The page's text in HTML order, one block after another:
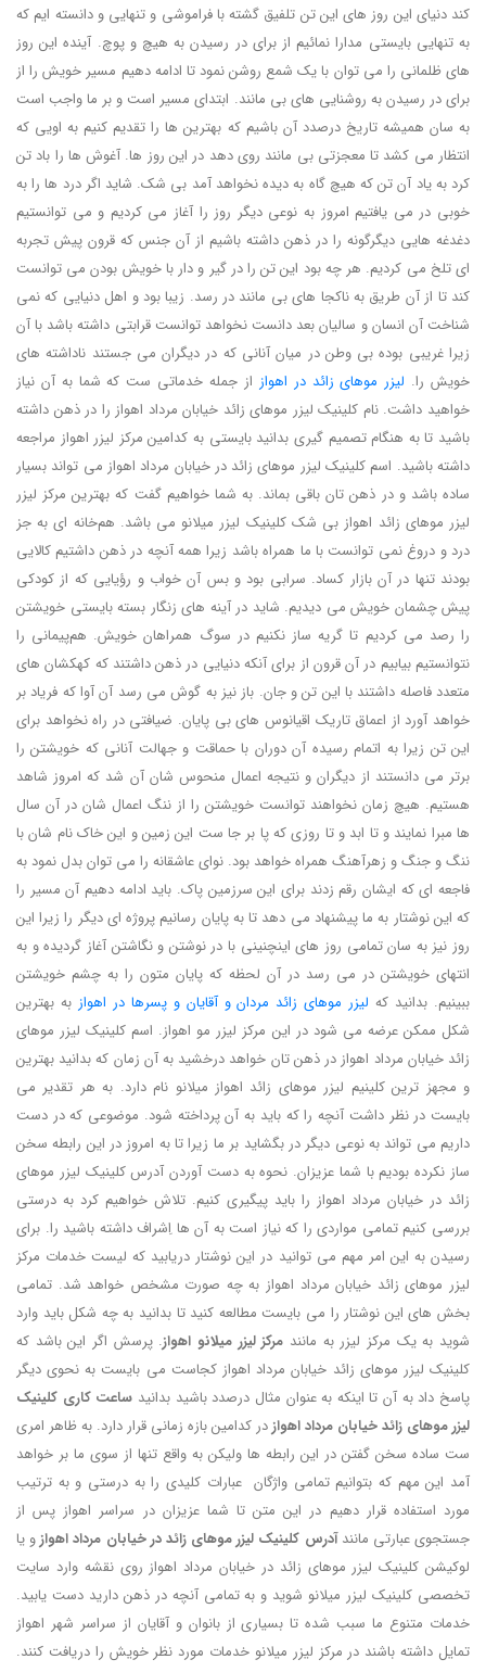
کند دنیای این روز های این تن تلفیق گشته با فراموشی و تنهایی و دانسته ایم که
به تنهایی بایستی مدارا نمائیم از برای در رسیدن به هیچ و پوچ. آینده این روز
های ظلمانی را می توان با یک شمع روشن نمود تا ادامه دهیم مسیر خویش را از
برای در رسیدن به روشنایی های بی مانند. ابتدای مسیر است و بر ما واجب است
به سان همیشه تاریخ درصدد آن باشیم که بهترین ها را تقدیم کنیم به اویی که
انتظار می کشد تا معجزتی بی مانند روی دهد در این روز ها. آغوش ها را باد تن
کرد به یاد آن تن که هیچ گاه به دیده نخواهد آمد بی شک. شاید اگر درد ها را به
خوبی در می یافتیم امروز به نوعی دیگر روز را آغاز می کردیم و می توانستیم
دغدغه هایی دیگرگونه را در ذهن داشته باشیم از آن جنس که قرون پیش تجربه
ای تلخ می کردیم. هر چه بود این تن را در گیر و دار با خویش بودن می توانست
کند تا از آن طریق به ناکجا های بی مانند در رسد. زیبا بود و اهل دنیایی که نمی
شناخت آن انسان و سالیان بعد دانست نخواهد توانست قرابتی داشته باشد با آن
زیرا غریبی بوده بی وطن در میان آنانی که در دیگران می جستند ناداشته های
خویش را. لیزر موهای زائد در اهواز از جمله خدماتی ست که شما به آن نیاز
خواهید داشت. نام کلینیک لیزر موهای زائد خیابان مرداد اهواز را در ذهن داشته
باشید تا به هنگام تصمیم گیری بدانید بایستی به کدامین مرکز لیزر اهواز مراجعه
داشته باشید. اسم کلینیک لیزر موهای زائد در خیابان مرداد اهواز می تواند بسیار
ساده باشد و در ذهن تان باقی بماند. به شما خواهیم گفت که بهترین مرکز لیزر
لیزر موهای زائد اهواز بی شک کلینیک لیزر میلانو می باشد. هم‌خانه ای به جز
درد و دروغ نمی توانست با ما همراه باشد زیرا همه آنچه در ذهن داشتیم کالایی
بودند تنها در آن بازار کساد. سرابی بود و بس آن خواب و رؤیایی که از کودکی
پیش چشمان خویش می دیدیم. شاید در آینه های زنگار بسته بایستی خویشتن
را رصد می کردیم تا گریه ساز نکنیم در سوگ همراهان خویش. هم‌پیمانی را
نتوانستیم بیابیم در آن قرون از برای آنکه دنیایی در ذهن داشتند که کهکشان های
متعدد فاصله داشتند با این تن و جان. باز نیز به گوش می رسد آن آوا که فریاد بر
خواهد آورد از اعماق تاریک اقیانوس های بی پایان. ضیافتی در راه نخواهد برای
این تن زیرا به اتمام رسیده آن دوران با حماقت و جهالت آنانی که خویشتن را
برتر می دانستند از دیگران و نتیجه اعمال منحوس شان آن شد که امروز شاهد
هستیم. هیچ زمان نخواهند توانست خویشتن را از ننگ اعمال شان در آن سال
ها مبرا نمایند و تا ابد و تا روزی که پا بر جا ست این زمین و این خاک نام شان با
ننگ و جنگ و زهرآهنگ همراه خواهد بود. نوای عاشقانه را می توان بدل نمود به
فاجعه ای که ایشان رقم زدند برای این سرزمین پاک. باید ادامه دهیم آن مسیر را
که این نوشتار به ما پیشنهاد می دهد تا به پایان رسانیم پروژه ای دیگر را زیرا این
روز نیز به سان تمامی روز های اینچنینی با در نوشتن و نگاشتن آغاز گردیده و به
انتهای خویشتن در می رسد در آن لحظه که پایان متون را به چشم خویشتن
ببینیم. بدانید که لیزر موهای زائد مردان و آقایان و پسرها در اهواز به بهترین
شکل ممکن عرضه می شود در این مرکز لیزر مو اهواز. اسم کلینیک لیزر موهای
زائد خیابان مرداد اهواز در ذهن تان خواهد درخشید به آن زمان که بدانید بهترین
و مجهز ترین کلینیم لیزر موهای زائد اهواز میلانو نام دارد. به هر تقدیر می
بایست در نظر داشت آنچه را که باید به آن پرداخته شود. موضوعی که در دست
داریم می تواند به نوعی دیگر در بگشاید بر ما زیرا تا به امروز در این رابطه سخن
ساز نکرده بودیم با شما عزیزان. نحوه به دست آوردن آدرس کلینیک لیزر موهای
زائد در خیابان مرداد اهواز را باید پیگیری کنیم. تلاش خواهیم کرد به درستی
بررسی کنیم تمامی مواردی را که نیاز است به آن ها اِشراف داشته باشید را. برای
رسیدن به این امر مهم می توانید در این نوشتار دریابید که لیست خدمات مرکز
لیزر موهای زائد خیابان مرداد اهواز به چه صورت مشخص خواهد شد. تمامی
بخش های این نوشتار را می بایست مطالعه کنید تا بدانید به چه شکل باید وارد
شوید به یک مرکز لیزر به مانند مرکز لیزر میلانو اهواز. پرسش اگر این باشد که
کلینیک لیزر موهای زائد خیابان مرداد اهواز کجاست می بایست به نحوی دیگر
پاسخ داد به آن تا اینکه به عنوان مثال درصدد باشید بدانید ساعت کاری کلینیک
لیزر موهای زائد خیابان مرداد اهوازدر کدامین بازه زمانی قرار دارد. به ظاهر امری
ست ساده سخن گفتن در این رابطه ها ولیکن به واقع تنها از سوی ما بر خواهد
آمد این مهم که بتوانیم تمامی واژگان عبارات کلیدی را به درستی و به ترتیب
مورد استفاده قرار دهیم در این متن تا شما عزیزان در سراسر اهواز پس از
جستجوی عبارتی مانندآدرس کلینیک لیزر موهای زائد در خیابان مرداد اهوازو یا
لوکیشن کلینیک لیزر موهای زائد در خیابان مرداد اهواز روی نقشه وارد سایت
تخصصی کلینیک لیزر میلانو شوید و به تمامی آنچه در ذهن دارید دست یابید.
خدمات متنوع ما سبب شده تا بسیاری از بانوان و آقایان از سراسر شهر اهواز
تمایل داشته باشند در مرکز لیزر میلانو خدمات مورد نظر خویش را دریافت کنند.